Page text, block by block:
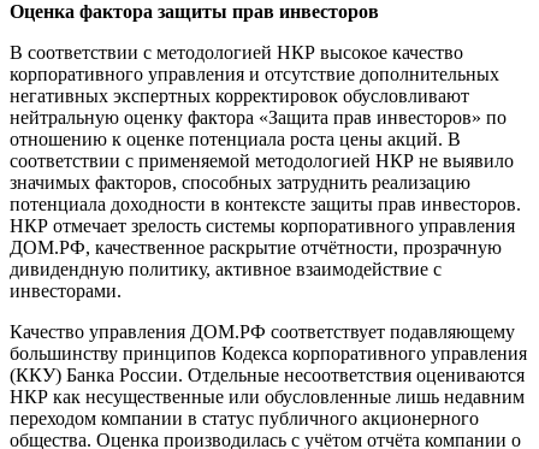
Оценка фактора защиты прав инвесторов
В соответствии с методологией НКР высокое качество
корпоративного управления и отсутствие дополнительных
негативных экспертных корректировок обусловливают
нейтральную оценку фактора «Защита прав инвесторов» по
отношению к оценке потенциала роста цены акций. В
соответствии с применяемой методологией НКР не выявило
значимых факторов, способных затруднить реализацию
потенциала доходности в контексте защиты прав инвесторов.
НКР отмечает зрелость системы корпоративного управления
ДОМ.РФ, качественное раскрытие отчётности, прозрачную
дивидендную политику, активное взаимодействие с
инвесторами.
Качество управления ДОМ.РФ соответствует подавляющему
большинству принципов Кодекса корпоративного управления
(ККУ) Банка России. Отдельные несоответствия оцениваются
НКР как несущественные или обусловленные лишь недавним
переходом компании в статус публичного акционерного
общества. Оценка производилась с учётом отчёта компании о